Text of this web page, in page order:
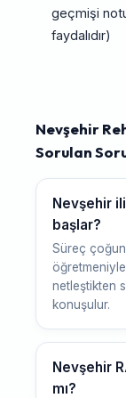
geçmişi
faydalıdır)
Nevşehir
Sorulan
Nevşehir
başlar?
Süreç
netleştikten
konuşulur.
Nevşehir
mı?